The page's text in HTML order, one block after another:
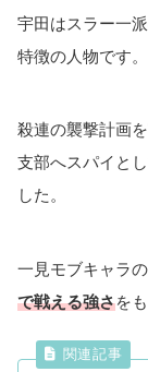
宇田はスラー一派
特徴の人物です。
殺連の襲撃計画
支部へスパイと
した。
一見モブキャラ
で戦える強さを